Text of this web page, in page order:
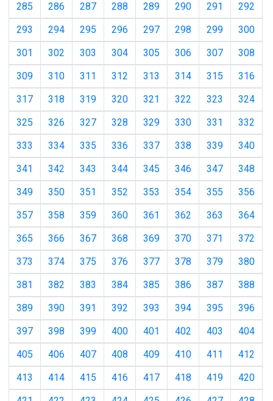
285
286 287 288 289 290 291
292
293
294 295 296 297 298 299
300
301
302 303 304 305 306 307
308
309
310 311 312 313 314 315
316
317
318 319 320 321 322 323
324
325
326 327 328 329 330 331
332
333
334 335 336 337 338 339
340
341
342 343 344 345 346 347
348
349
350 351 352 353 354 355
356
357
358 359 360 361 362 363
364
365
366 367 368 369 370 371
372
373
374 375 376 377 378 379
380
381
382 383 384 385 386 387
388
389
390 391 392 393 394 395
396
397
398 399 400 401 402 403
404
405
406 407 408 409 410 411
412
413
414 415 416 417 418 419
420